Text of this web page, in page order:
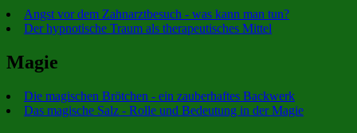
Angst vor dem Zahnarztbesuch - was kann man tun?
Der hypnotische Traum als therapeutisches Mittel
Magie
Die magischen Brötchen - ein zauberhaftes Backwerk
Das magische Salz - Rolle und Bedeutung in der Magie